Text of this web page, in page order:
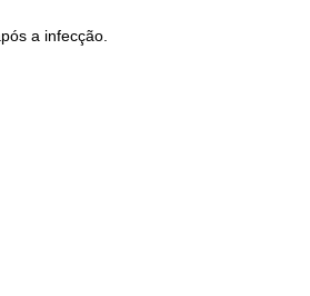
a infecção.